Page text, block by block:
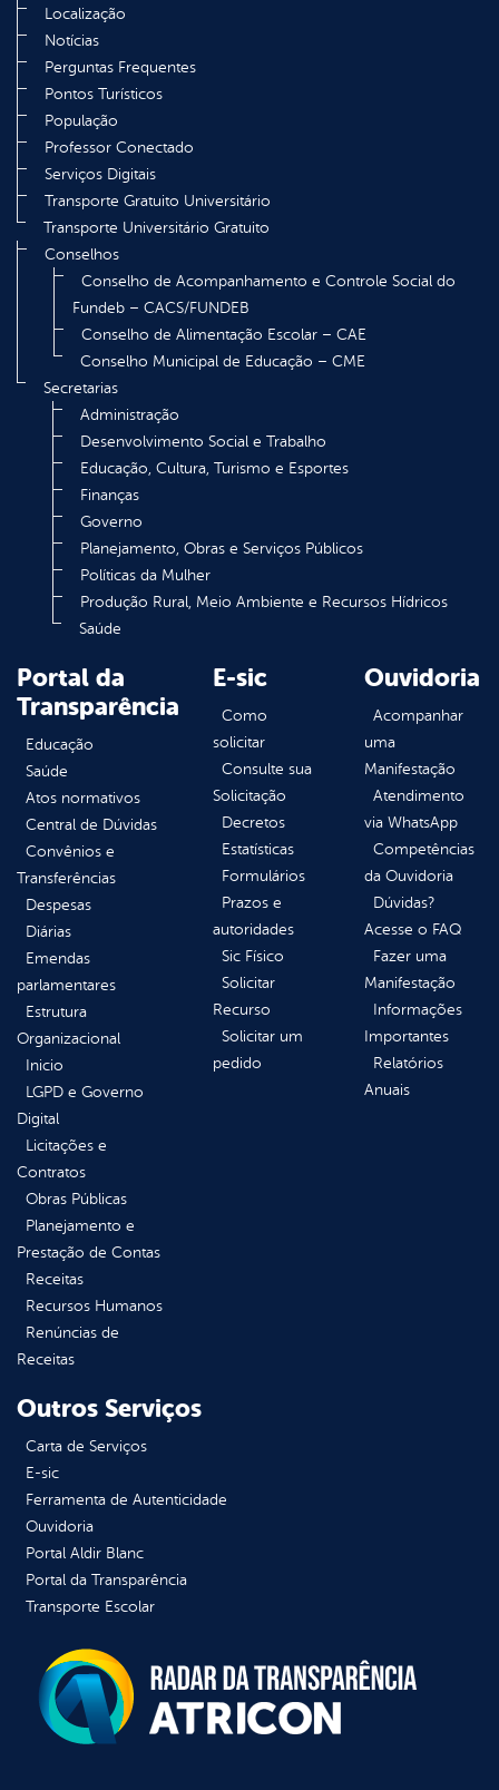
Localização
Notícias
Perguntas Frequentes
Pontos Turísticos
População
Professor Conectado
Serviços Digitais
Transporte Gratuito Universitário
Transporte Universitário Gratuito
Conselhos
Conselho de Acompanhamento e Controle Social do
Fundeb – CACS/FUNDEB
Conselho de Alimentação Escolar – CAE
Conselho Municipal de Educação – CME
Secretarias
Administração
Desenvolvimento Social e Trabalho
Educação, Cultura, Turismo e Esportes
Finanças
Governo
Planejamento, Obras e Serviços Públicos
Políticas da Mulher
Produção Rural, Meio Ambiente e Recursos Hídricos
Saúde
Portal da
Transparência
Educação
Saúde
Atos normativos
Central de Dúvidas
Convênios e
Transferências
Despesas
Diárias
Emendas
parlamentares
Estrutura
Organizacional
Inicio
LGPD e Governo
Digital
Licitações e
Contratos
Obras Públicas
Planejamento e
Prestação de Contas
Receitas
Recursos Humanos
Renúncias de
Receitas
E-sic
Como
solicitar
Consulte sua
Solicitação
Decretos
Estatísticas
Formulários
Prazos e
autoridades
Sic Físico
Solicitar
Recurso
Solicitar um
pedido
Ouvidoria
Acompanhar
uma
Manifestação
Atendimento
via WhatsApp
Competências
da Ouvidoria
Dúvidas?
Acesse o FAQ
Fazer uma
Manifestação
Informações
Importantes
Relatórios
Anuais
Outros Serviços
Carta de Serviços
E-sic
Ferramenta de Autenticidade
Ouvidoria
Portal Aldir Blanc
Portal da Transparência
Transporte Escolar